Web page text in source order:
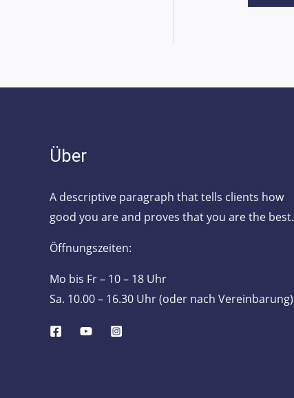
Über
A descriptive paragraph that tells clients how
good you are and proves that you are the best.
Öffnungszeiten:
Mo bis Fr – 10 – 18 Uhr
Sa. 10.00 – 16.30 Uhr (oder nach Vereinbarung)